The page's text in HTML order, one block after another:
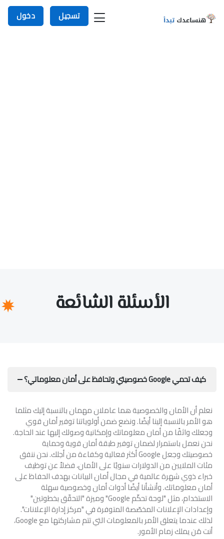
تسجيل دخول
الأسئلة الشائعة
كيف تحمي Google خصوصيتي وتحافظ على أمان معلوماتي؟
نعلم أن الأمان والخصوصية هما عاملان مهمان بالنسبة إليك مثلما
هو الأمر بالنسبة إلينا أيضًا. ونضع ضمن أولوياتنا توفير أمان قوي
وجعلك واثقًا من أمان معلوماتك وإمكانية وصولك إليها عند الحاجة.
نحن نعمل باستمرار لضمان توفير طبقة أمان قوية وحماية
خصوصيتك وجعل Google أكثر فعالية وكفاءة من أجلك. نحن ننفق
مئات الملايين من الدولارات سنويًا على الأمان، فضلاً عن توظيف
خبراء ذوي شهرة عالمية في مجال أمان البيانات بهدف الحفاظ على
أمان معلوماتك. وأنشأنا أيضًا أدوات أمان وخصوصية سهلة
الاستخدام، مثل "لوحة تحكّم Google" وميزة "التحقّق بخطوتين"
وإعدادات الإعلانات المخصّصة المتوفرة في "مركز إدارة الإعلانات".
لذلك عندما يتعلق الأمر بالمعلومات التي تتم مشاركتها مع Google،
أنت مَن يملك زمام الأمور.